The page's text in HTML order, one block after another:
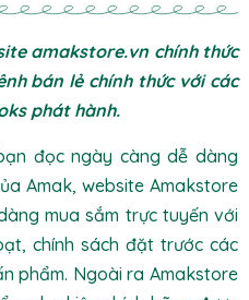
amakstore.vn chính thức
bán lẻ chính thức với các
phát hành.
đọc ngày càng dễ dàng
Amak, website Amakstore
mua sắm trực tuyến với
chính sách đặt trước các
phẩm. Ngoài ra Amakstore